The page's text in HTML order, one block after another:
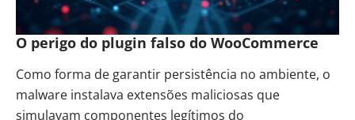
O perigo do plugin falso do WooCommerce
Como forma de garantir persistência no ambiente, o
malware instalava extensões maliciosas que
simulavam componentes legítimos do